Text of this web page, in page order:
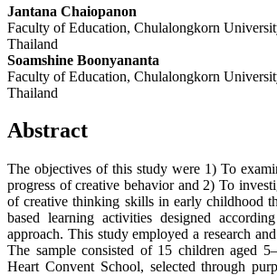
Jantana Chaiopanon
Faculty of Education, Chulalongkorn
Thailand
Soamshine Boonyananta
Faculty of Education, Chulalongkorn
Thailand
Abstract
The objectives of this study were 1) To
progress of creative behavior and 2) To
of creative thinking skills in early childhood
based learning activities designed
approach. This study employed a research
The sample consisted of 15 children aged
Heart Convent School, selected through